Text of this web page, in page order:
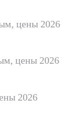
цены 2026
цены 2026
2026